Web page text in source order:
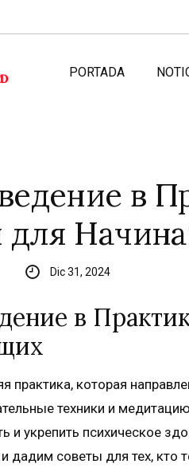
PORTADA
в
для
Dic 31, 2024
в
практика, которая
техники и
и укрепить психическое
дадим советы для тех, кто